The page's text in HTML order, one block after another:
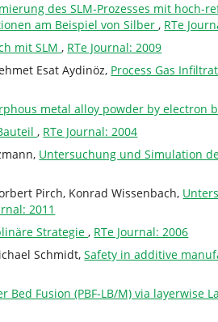
des SLM-Prozesses mit
am Beispiel von Silber, RTe
mit SLM, RTe Journal: 2009
Esat Aydinöz, Process Gas
metal alloy powder by electron
, RTe Journal: 2004
Untersuchung und Simulation
Pirch, Konrad Wissenbach,
2011
Strategie, RTe Journal: 2006
Schmidt,Safety in additive
Bed Fusion (PBF-LB/M) via layerwise